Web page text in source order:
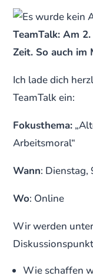
TeamTalk: Am
Zeit. So auch im
Ich lade dich
TeamTalk ein:
Fokusthema:
Arbeitsmoral“
Wann: Dienstag,
Wo: Online
Wir werden
Wie schaffen